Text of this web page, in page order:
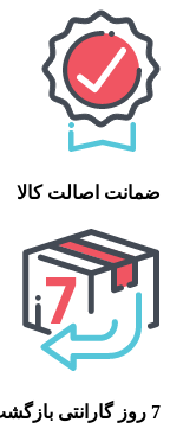
ضمانت اصالت کالا
7 روز گارانتی بازگشت وجه